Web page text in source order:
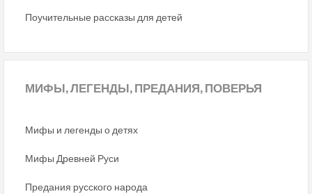
Поучительные рассказы для детей
МИФЫ,ЛЕГЕНДЫ, ПРЕДАНИЯ, ПОВЕРЬЯ
Мифы и легенды о детях
Мифы Древней Руси
Предания русского народа